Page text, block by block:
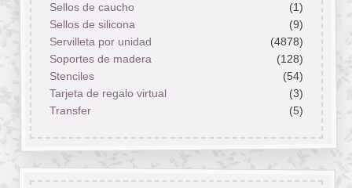
Sellos de caucho
(1)
Sellos de silicona
(9)
Servilleta por unidad
(4878)
Soportes de madera
(128)
Stenciles
(54)
Tarjeta de regalo virtual
(3)
Transfer
(5)